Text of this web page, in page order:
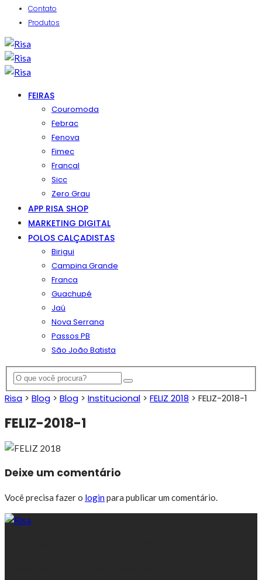
Contato
Produtos
FEIRAS
Couromoda
Febrac
Fenova
Fimec
Francal
Sicc
Zero Grau
APP RISA SHOP
MARKETING DIGITAL
POLOS CALÇADISTAS
Birigui
Campina Grande
Franca
Guachupé
Jaú
Nova Serrana
Passos PB
São João Batista
Risa > Blog > Blog > Institucional > FELIZ 2018 > FELIZ-2018-1
FELIZ-2018-1
Deixe um comentário
Você precisa fazer o loginpara publicar um comentário.